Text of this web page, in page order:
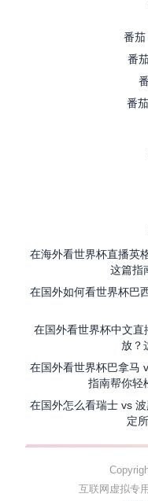
番茄
番
番
在海外看世界杯直播英
这篇指
在国外如何看世界杯巴
在国外看世界杯中文
放？
在国外看世界杯巴拿马
指南帮你轻
在国外怎么看瑞士 vs
定
互联网虚拟专